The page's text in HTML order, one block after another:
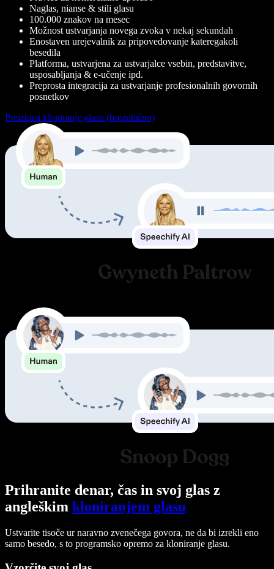
Naglas, nianse & stili glasu
100.000 znakov na mesec
Možnost ustvarjanja novega zvoka v nekaj sekundah
Enostaven urejevalnik za pripovedovanje kateregakoli
besedila
Platforma, ustvarjena za ustvarjalce vsebin, predstavitve,
usposabljanja & e-učenje ipd.
Preprosta integracija za ustvarjanje profesionalnih govornih
posnetkov
Preizkusi kloniranje glasu (brezplačno)
Prihranite denar, čas in svoj glas z
angleškim kloniranjem glasu
Ustvarite tisoče ur naravno zvenečega govora, ne da bi izrekli eno
samo besedo, s to programsko opremo za kloniranje glasu.